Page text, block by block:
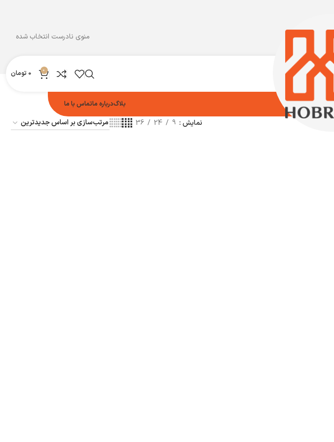
منوی نادرست انتخاب شده
0
0 تومان
بلاگدرباره ماتماس با ما
نمایش 9
24
36